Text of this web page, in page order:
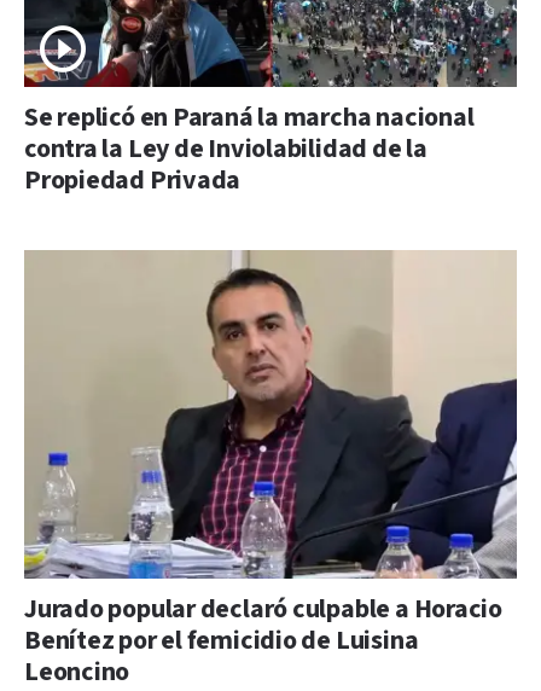
Se replicó en Paraná la marcha nacional
contra la Ley de Inviolabilidad de la
Propiedad Privada
Jurado popular declaró culpable a Horacio
Benítez por el femicidio de Luisina
Leoncino